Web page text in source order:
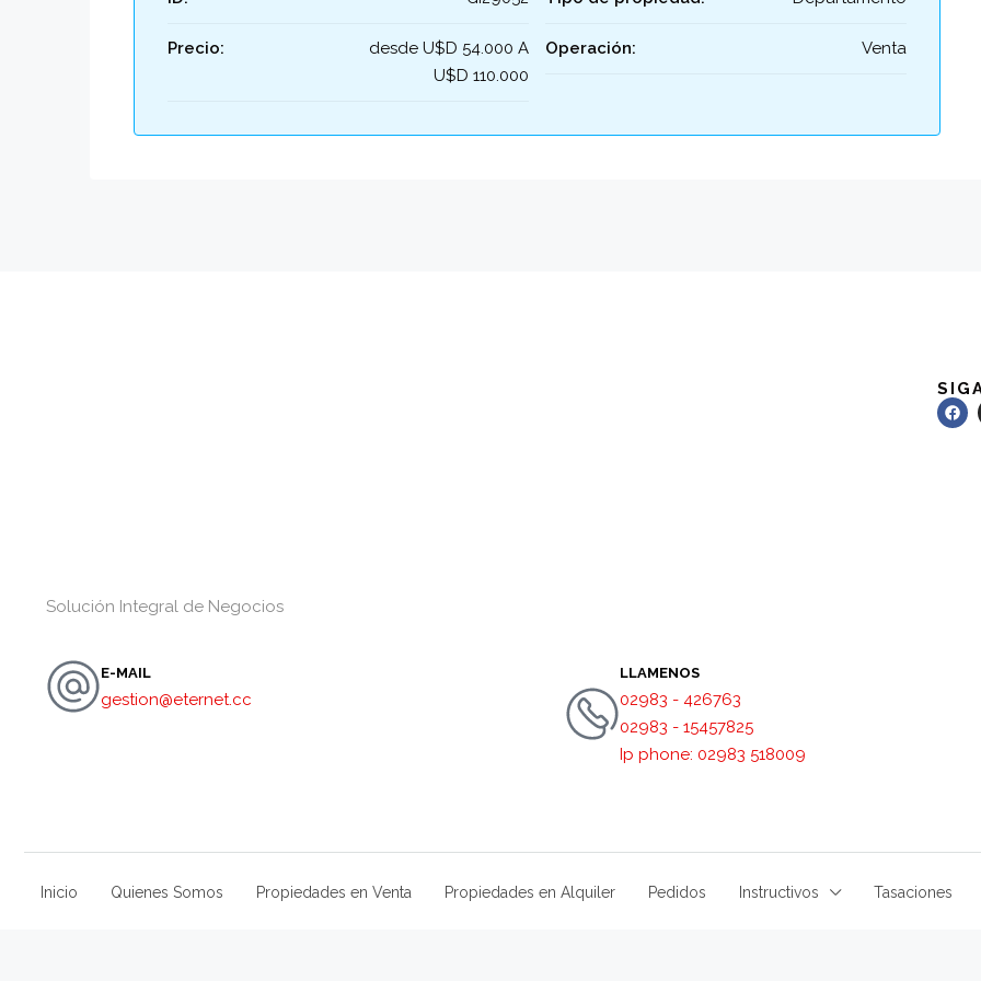
Precio:
desde U$D 54.000 A
U$D 110.000
Operación: Venta
Solución Integral de Negocios
E-MAIL
gestion@eternet.cc
LLAMENOS
02983 - 426763
02983 - 15457825
Ip phone: 02983 518009
Inicio Quienes Somos Propiedades en Venta Propiedades en Alquiler Pedidos Instructivos Tasaciones